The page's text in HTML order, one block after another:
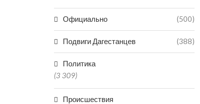
Официально (500)
Подвиги Дагестанцев (388)
Политика
(3 309)
Происшествия